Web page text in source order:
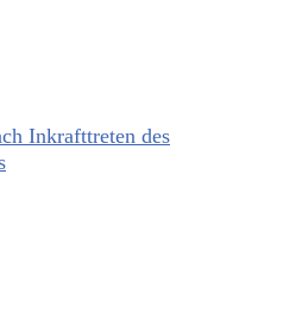
Inkrafttreten des